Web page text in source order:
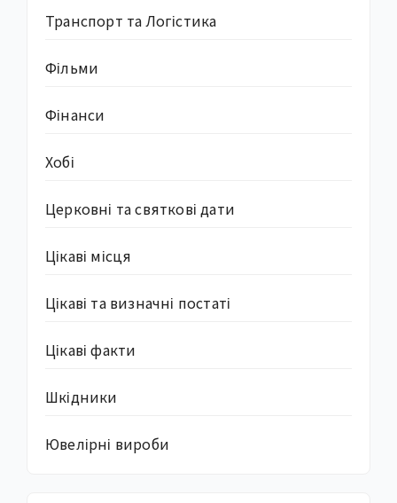
Транспорт та Логістика
Фільми
Фінанси
Хобі
Церковні та святкові дати
Цікаві місця
Цікаві та визначні постаті
Цікаві факти
Шкідники
Ювелірні вироби